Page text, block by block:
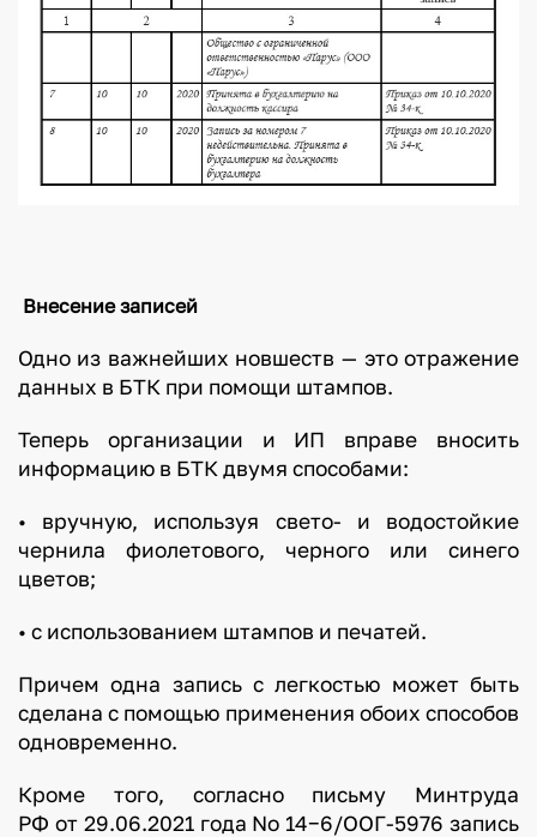
Внесение записей
Одно из важнейших новшеств — это отражение
данных в БТК при помощи штампов.
Теперь организации и ИП вправе вносить
информацию в БТК двумя способами:
• вручную, используя свето- и водостойкие
чернила фиолетового, черного или синего
цветов;
• с использованием штампов и печатей.
Причем одна запись с легкостью может быть
сделана с помощью применения обоих способов
одновременно.
Кроме того, согласно письму Минтруда
РФ от 29.06.2021 года No 14−6/ООГ-5976 запись